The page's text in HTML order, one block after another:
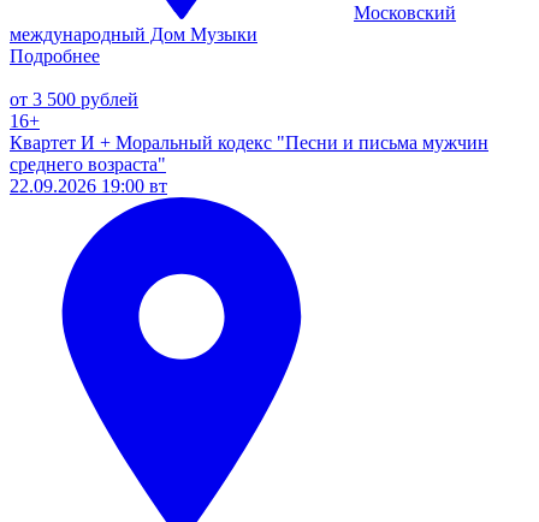
Московский
международный Дом Музыки
Подробнее
от 3 500 рублей
16+
Квартет И + Моральный кодекс "Песни и письма мужчин
среднего возраста"
22.09.2026 19:00 вт